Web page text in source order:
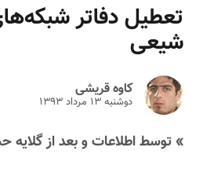
تعطیل دفاتر
شیعی
کاوه قریشی
دوشنبه ۱۳ مرداد ۱۳۹۳
» توسط اطلاعات و بعد از گلایه